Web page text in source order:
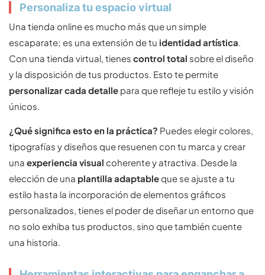
Personaliza tu espacio virtual
Una tienda online es mucho más que un simple
escaparate; es una extensión de tu identidad artística
Con una tienda virtual, tienes control total sobre el diseño
y la disposición de tus productos. Esto te permite
personalizar cada detalle para que refleje tu estilo y visión
únicos.
¿Qué significa esto en la práctica? Puedes elegir colores,
tipografías y diseños que resuenen con tu marca y crear
una experiencia visual coherente y atractiva. Desde la
elección de una plantilla adaptableque se ajuste a tu
estilo hasta la incorporación de elementos gráficos
personalizados, tienes el poder de diseñar un entorno que
no solo exhiba tus productos, sino que también cuente
una historia.